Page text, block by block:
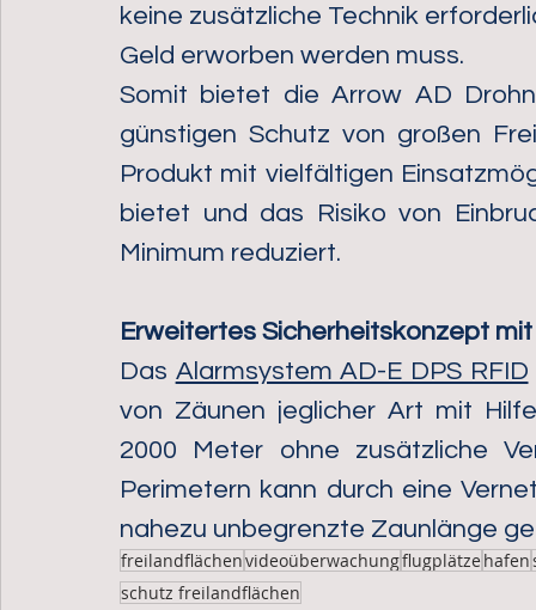
keine zusätzliche Technik
Geld erworben werden muss.
Somit bietet die Arrow AD
günstigen Schutz von großen
Produkt mit vielfältigen
bietet und das Risiko von
Minimum reduziert.
Erweitertes Sicherheitskonzept
Das Alarmsystem AD-E DPS RFID
von Zäunen jeglicher Art mit
2000 Meter ohne zusätzliche
Perimetern kann durch eine
nahezu unbegrenzte Zaunlänge
freilandflächenvideoüberwachungflugplätze hafen
schutz freilandflächen